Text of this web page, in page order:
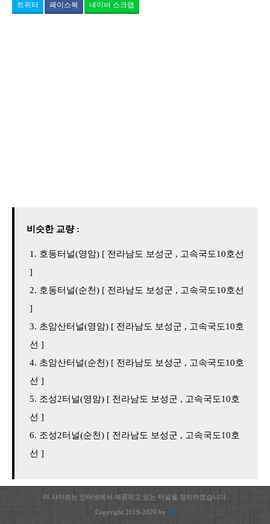
트위터 페이스북 네이버 스크랩
비슷한 교량 :
호동터널(영암) [ 전라남도 보성군 , 고속국도10호선
]
호동터널(순천) [ 전라남도 보성군 , 고속국도10호선
]
초암산터널(영암) [ 전라남도 보성군 , 고속국도10호
선 ]
초암산터널(순천) [ 전라남도 보성군 , 고속국도10호
선 ]
조성2터널(영암) [ 전라남도 보성군 , 고속국도10호
선 ]
조성2터널(순천) [ 전라남도 보성군 , 고속국도10호
선 ]
이 사이트는 인터넷에서 제공되고 있는 터널을 정리하였습니다.
Copyright 2019-2020 by JH